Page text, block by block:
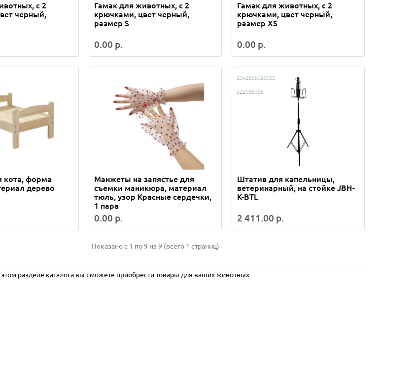
с 2
черный,
Гамак для животных, с 2
крючками, цвет черный,
размер S
0.00 р.
Гамак для животных, с 2
крючками, цвет черный,
размер XS
0.00 р.
кота, форма
дерево
Манжеты на запястье для
съемки маникюра, материал
тюль, узор Красные сердечки,
1 пара
0.00 р.
2042683028955
322166086
Штатив для капельницы,
ветеринарный, на стойке JBH-
K-BTL
2 411.00 р.
Показано с 1 по 9 из 9 (всего 1 страниц)
этом разделе каталога вы сможете приобрести товары для ваших животных